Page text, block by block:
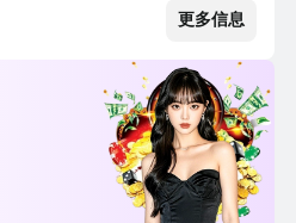
更多信息